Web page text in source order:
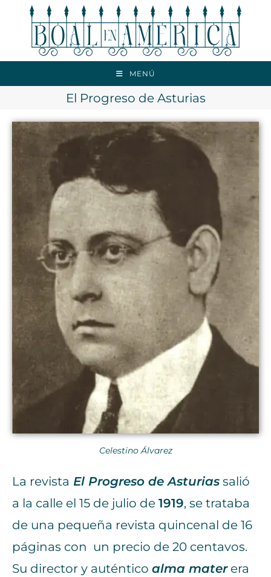
MENÚ
El Progreso de Asturias
Celestino Álvarez
La revista El Progreso de Asturias salió
a la calle el 15 de julio de 1919, se trataba
de una pequeña revista quincenal de 16
páginas con un precio de 20 centavos.
Su director y auténtico alma materera